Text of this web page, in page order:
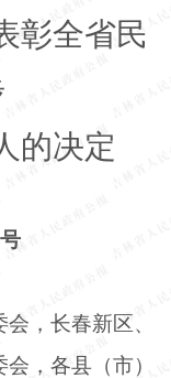
彰全省民
的决定
，长春新区、
，各县（市）